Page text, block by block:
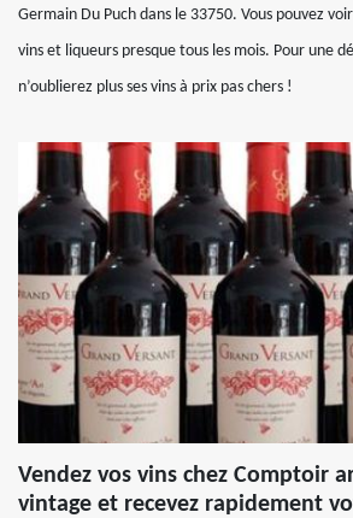
Germain Du Puch dans le 33750. Vous pouvez
vins et liqueurs presque tous les mois. Pour une
n’oublierez plus ses vins à prix pas chers !
Vendez vos vins chez Comptoir
vintage et recevez rapidement